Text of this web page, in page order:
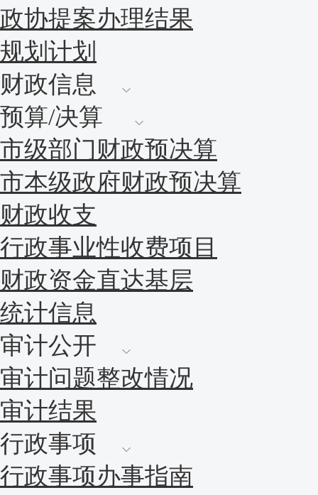
政协提案办理结果
规划计划
财政信息
预算/决算
市级部门财政预决算
市本级政府财政预决算
财政收支
行政事业性收费项目
财政资金直达基层
统计信息
审计公开
审计问题整改情况
审计结果
行政事项
行政事项办事指南